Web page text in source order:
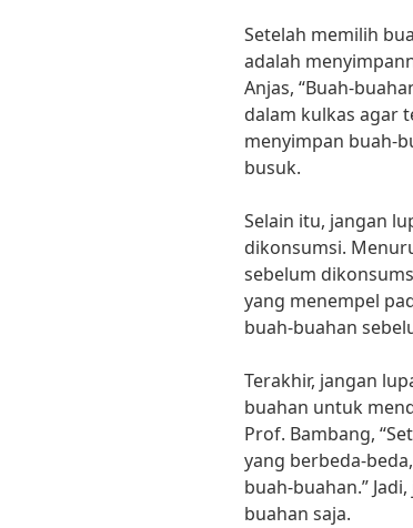
Setelah memilih
adalah
Anjas, “Buah-
dalam kulkas agar
menyimpan buah-
busuk.
Selain itu, jangan
dikonsumsi.
sebelum
yang menempel
buah-buahan
Terakhir, jangan
buahan untuk
Prof. Bambang,
yang berbeda-
buah-buahan.”
buahan saja.